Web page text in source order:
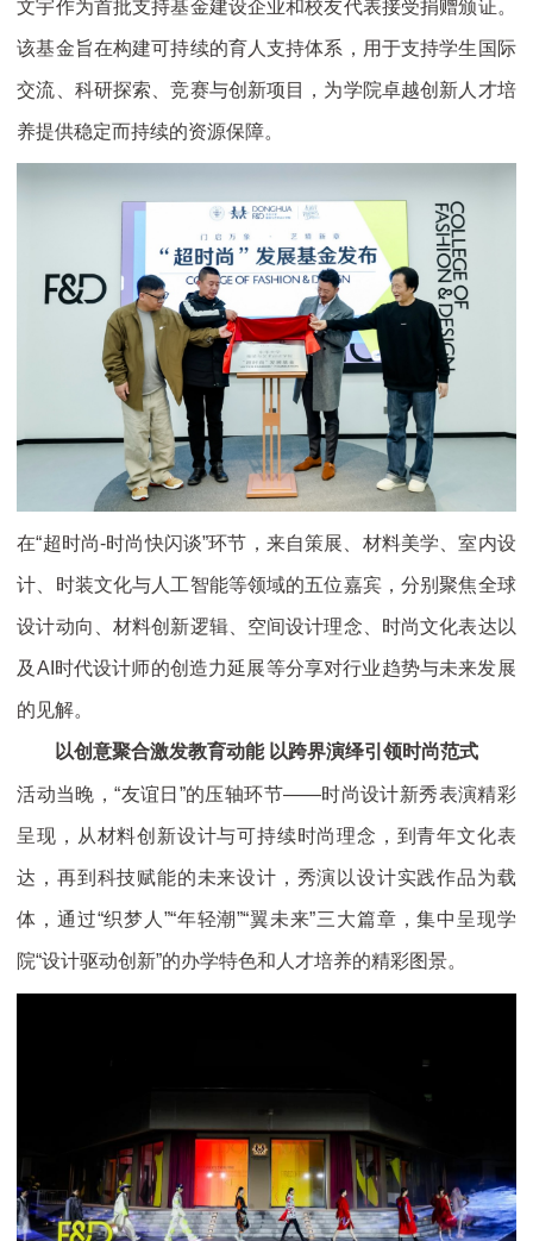
文宇作为首批支持基金建设企业和校友代表接受捐赠颁证。
该基金旨在构建可持续的育人支持体系，用于支持学生国际
交流、科研探索、竞赛与创新项目，为学院卓越创新人才培
养提供稳定而持续的资源保障。
在“超时尚-时尚快闪谈”环节，来自策展、材料美学、室内设
计、时装文化与人工智能等领域的五位嘉宾，分别聚焦全球
设计动向、材料创新逻辑、空间设计理念、时尚文化表达以
及AI时代设计师的创造力延展等分享对行业趋势与未来发展
的见解。
以创意聚合激发教育动能 以跨界演绎引领时尚范式
活动当晚，“友谊日”的压轴环节——时尚设计新秀表演精彩
呈现，从材料创新设计与可持续时尚理念，到青年文化表
达，再到科技赋能的未来设计，秀演以设计实践作品为载
体，通过“织梦人”“年轻潮”“翼未来”三大篇章，集中呈现学
院“设计驱动创新”的办学特色和人才培养的精彩图景。